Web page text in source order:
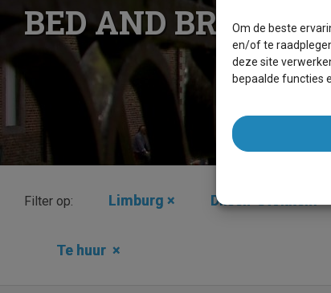
BED AND
Filter op: Limburg × Dilsen-Stokkem
Te huur ×
Om de beste
en/of te
deze site
bepaalde functies